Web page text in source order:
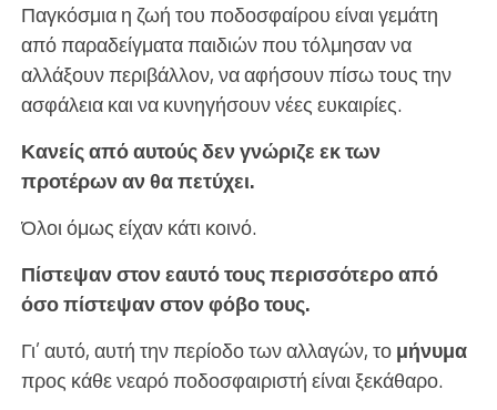
Παγκόσμια η ζωή του ποδοσφαίρου είναι γεμάτη
από παραδείγματα παιδιών που τόλμησαν να
αλλάξουν περιβάλλον, να αφήσουν πίσω τους την
ασφάλεια και να κυνηγήσουν νέες ευκαιρίες.
Κανείς από αυτούς δεν γνώριζε εκ των
προτέρων αν θα πετύχει.
Όλοι όμως είχαν κάτι κοινό.
Πίστεψαν στον εαυτό τους περισσότερο από
όσο πίστεψαν στον φόβο τους.
Γι’ αυτό, αυτή την περίοδο των αλλαγών, τομήνυμα
προς κάθε νεαρό ποδοσφαιριστή είναι ξεκάθαρο.